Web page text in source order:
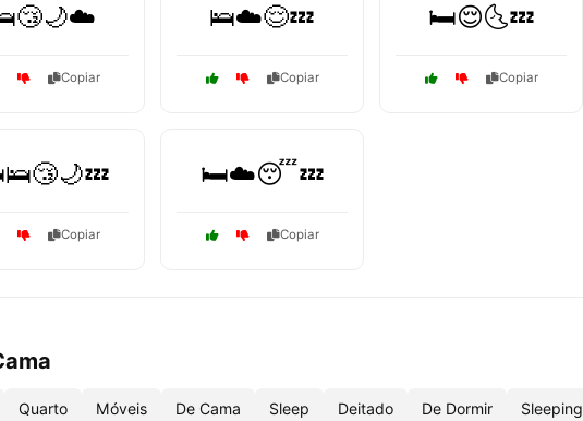
Copiar
🛌☁️😌💤
Copiar
🛏️😌🌜💤
Copiar
Copiar
🛏️☁️😴💤
Copiar
Quarto Móveis De Cama Sleep Deitado De Dormir Sleeping